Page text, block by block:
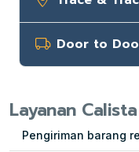
Door to
Layanan
Pengiriman barang